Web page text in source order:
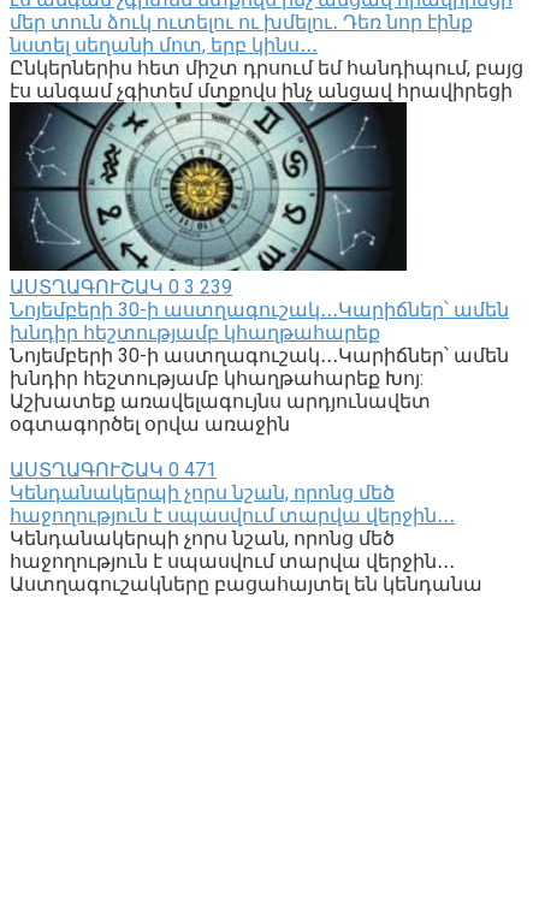
մեր տուն ձուկ ուտելու ու խմելու․ Դեռ նոր էինք
նստել սեղանի մոտ, երբ կինս․․․
Ընկերներիս հետ միշտ դրսում եմ հանդիպում, բայց
էս անգամ չգիտեմ մտքովս ինչ անցավ հրավիրեցի
ԱՍՏՂԱԳՈՒՇԱԿ 0 3 239
Նոյեմբերի 30-ի աստղագուշակ․․․Կարիճներ՝ ամեն
խնդիր հեշտությամբ կհաղթահարեք
Նոյեմբերի 30-ի աստղագուշակ․․․Կարիճներ՝ ամեն
խնդիր հեշտությամբ կհաղթահարեք Խոյ:
Աշխատեք առավելագույնս արդյունավետ
օգտագործել օրվա առաջին
ԱՍՏՂԱԳՈՒՇԱԿ 0 471
Կենդանակերպի չորս նշան, որոնց մեծ
հաջողություն է սպասվում տարվա վերջին․․․
Կենդանակերպի չորս նշան, որոնց մեծ
հաջողություն է սպասվում տարվա վերջին․․․
Աստղագուշակները բացահայտել են կենդանա